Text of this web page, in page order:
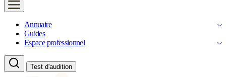
Annuaire
Guides
Espace professionnel
Test d'audition